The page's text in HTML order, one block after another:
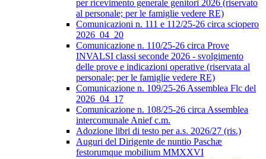
per ricevimento generale genitori 2026 (riservato
al personale; per le famiglie vedere RE)
Comunicazioni n. 111 e 112/25-26 circa sciopero
2026_04_20
Comunicazione n. 110/25-26 circa Prove
INVALSI classi seconde 2026 - svolgimento
delle prove e indicazioni operative (riservata al
personale; per le famiglie vedere RE)
Comunicazione n. 109/25-26 Assemblea Flc del
2026_04_17
Comunicazione n. 108/25-26 circa Assemblea
intercomunale Anief c.m.
Adozione libri di testo per a.s. 2026/27 (ris.)
Auguri del Dirigente de nuntio Paschæ
festorumque mobilium MMXXVI